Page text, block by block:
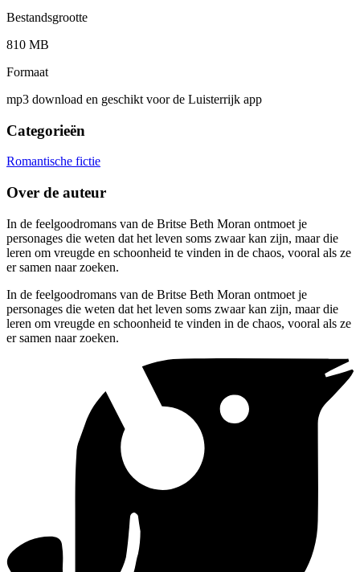
Bestandsgrootte
810 MB
Formaat
mp3 download en geschikt voor de Luisterrijk app
Categorieën
Romantische fictie
Over de auteur
In de feelgoodromans van de Britse Beth Moran ontmoet je
personages die weten dat het leven soms zwaar kan zijn, maar die
leren om vreugde en schoonheid te vinden in de chaos, vooral als ze
er samen naar zoeken.
In de feelgoodromans van de Britse Beth Moran ontmoet je
personages die weten dat het leven soms zwaar kan zijn, maar die
leren om vreugde en schoonheid te vinden in de chaos, vooral als ze
er samen naar zoeken.